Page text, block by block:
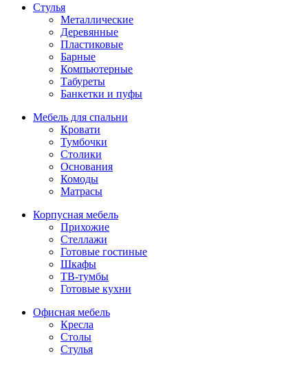
Стулья
Металлические
Деревянные
Пластиковые
Барные
Компьютерные
Табуреты
Банкетки и пуфы
Мебель для спальни
Кровати
Тумбочки
Столики
Основания
Комоды
Матрасы
Корпусная мебель
Прихожие
Стеллажи
Готовые гостиные
Шкафы
ТВ-тумбы
Готовые кухни
Офисная мебель
Кресла
Столы
Стулья